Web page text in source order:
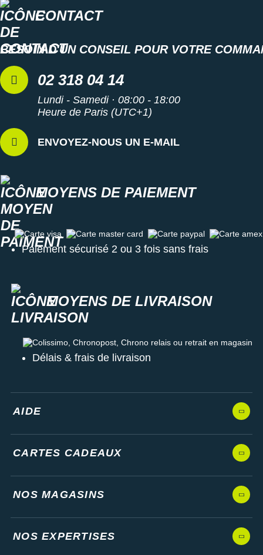
CONTACT
BESOIN D'UN CONSEIL POUR VOTRE
02 318 04 14
Lundi - Samedi · 08:00 - 18:00
Heure de Paris (UTC+1)
ENVOYEZ-NOUS UN E-MAIL
MOYENS DE PAIEMENT
Carte visa Carte master card Carte paypal Carte amex
Paiement sécurisé 2 ou 3 fois sans frais
MOYENS DE LIVRAISON
Colissimo, Chronopost, Chrono relais ou retrait en magasin
Délais & frais de livraison
AIDE
CARTES CADEAUX
NOS MAGASINS
NOS EXPERTISES